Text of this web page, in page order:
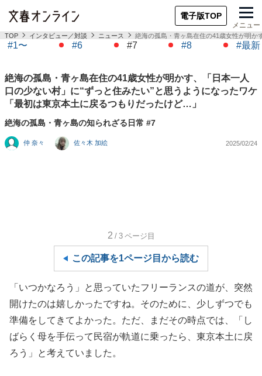
電子版TOP
メニュー
TOP インタビュー／対談 ニュース 絶海の孤島・青ヶ島在住の41歳女性が明か
#1〜 #6 #7 #8 #最新
絶海の孤島・青ヶ島在住の41歳女性が明かす、「日本一人
口の少ない村」に“ずっと住みたい”と思うようになったワケ
「最初は東京本土に戻るつもりだったけど…」
絶海の孤島・青ヶ島の知られざる日常 #7
仲 奈々 佐々木 加絵 2025/02/24
2 /3 ページ目
この記事を1ページ目から読む
「いつかなろう」と思っていたフリーランスの道が、突然
開けたのは嬉しかったですね。そのために、少しずつでも
準備をしてきてよかった。ただ、まだその時点では、「し
ばらく母を手伝って民宿が軌道に乗ったら、東京本土に戻
ろう」と考えていました。